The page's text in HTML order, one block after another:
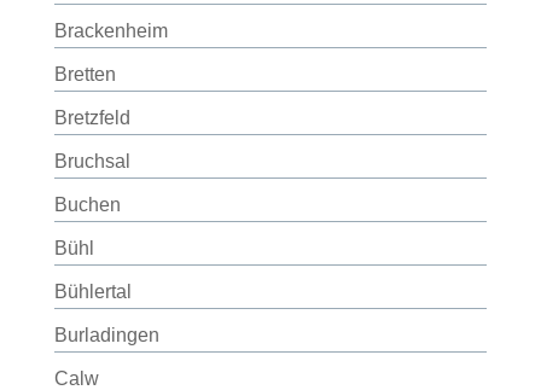
Brackenheim
Bretten
Bretzfeld
Bruchsal
Buchen
Bühl
Bühlertal
Burladingen
Calw